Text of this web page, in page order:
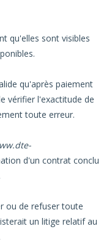
qu'elles sont visibles
qu'après paiement
vérifier l'exactitude de
toute erreur.
d'un contrat conclu
ou de refuser toute
un litige relatif au